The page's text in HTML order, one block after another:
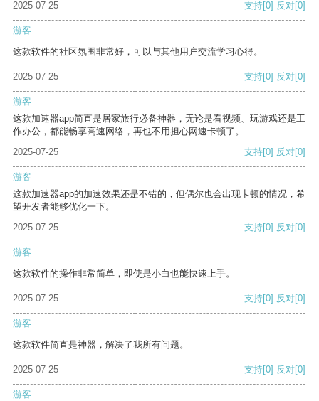
2025-07-25 支持[0] 反对[0]
游客
这款软件的社区氛围非常好，可以与其他用户交流学习心得。
2025-07-25 支持[0] 反对[0]
游客
这款加速器app简直是居家旅行必备神器，无论是看视频、玩游戏还是工
作办公，都能畅享高速网络，再也不用担心网速卡顿了。
2025-07-25
支持[0] 反对[0]
游客
这款加速器app的加速效果还是不错的，但偶尔也会出现卡顿的情况，希
望开发者能够优化一下。
2025-07-25
支持[0] 反对[0]
游客
这款软件的操作非常简单，即使是小白也能快速上手。
2025-07-25 支持[0] 反对[0]
游客
这款软件简直是神器，解决了我所有问题。
2025-07-25 支持[0] 反对[0]
游客